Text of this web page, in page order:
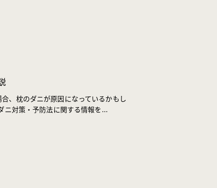
、枕のダニが原因になっているかもし
ニ対策・予防法に関する情報を...